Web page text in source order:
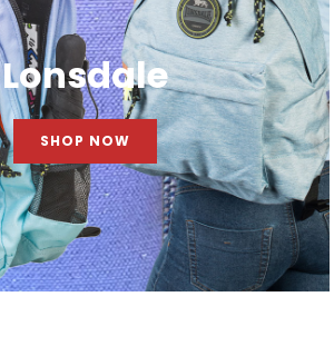
Lonsdale
SHOP NOW